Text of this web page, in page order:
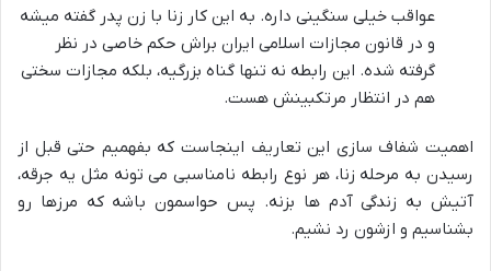
عواقب خیلی سنگینی داره. به این کار زنا با زن پدر گفته میشه
و در قانون مجازات اسلامی ایران براش حکم خاصی در نظر
گرفته شده. این رابطه نه تنها گناه بزرگیه، بلکه مجازات سختی
هم در انتظار مرتکبینش هست.
اهمیت شفاف سازی این تعاریف اینجاست که بفهمیم حتی قبل از
رسیدن به مرحله زنا، هر نوع رابطه نامناسبی می تونه مثل یه جرقه،
آتیش به زندگی آدم ها بزنه. پس حواسمون باشه که مرزها رو
بشناسیم و ازشون رد نشیم.